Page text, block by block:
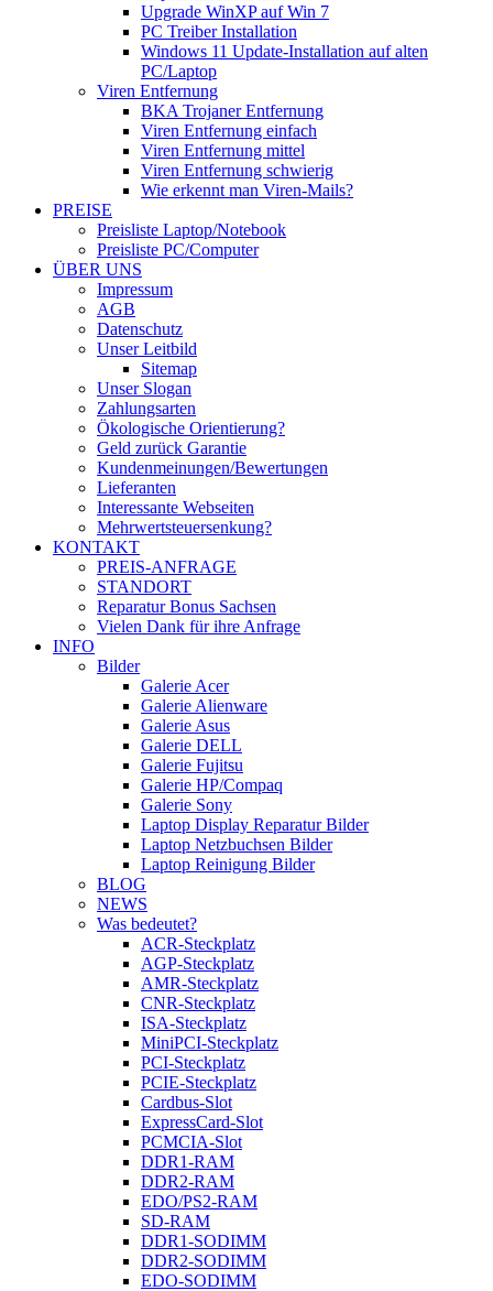
Upgrade WinXP auf Win 7
PC Treiber Installation
Windows 11 Update-Installation auf alten
PC/Laptop
Viren Entfernung
BKA Trojaner Entfernung
Viren Entfernung einfach
Viren Entfernung mittel
Viren Entfernung schwierig
Wie erkennt man Viren-Mails?
PREISE
Preisliste Laptop/Notebook
Preisliste PC/Computer
ÜBER UNS
Impressum
AGB
Datenschutz
Unser Leitbild
Sitemap
Unser Slogan
Zahlungsarten
Ökologische Orientierung?
Geld zurück Garantie
Kundenmeinungen/Bewertungen
Lieferanten
Interessante Webseiten
Mehrwertsteuersenkung?
KONTAKT
PREIS-ANFRAGE
STANDORT
Reparatur Bonus Sachsen
Vielen Dank für ihre Anfrage
INFO
Bilder
Galerie Acer
Galerie Alienware
Galerie Asus
Galerie DELL
Galerie Fujitsu
Galerie HP/Compaq
Galerie Sony
Laptop Display Reparatur Bilder
Laptop Netzbuchsen Bilder
Laptop Reinigung Bilder
BLOG
NEWS
Was bedeutet?
ACR-Steckplatz
AGP-Steckplatz
AMR-Steckplatz
CNR-Steckplatz
ISA-Steckplatz
MiniPCI-Steckplatz
PCI-Steckplatz
PCIE-Steckplatz
Cardbus-Slot
ExpressCard-Slot
PCMCIA-Slot
DDR1-RAM
DDR2-RAM
EDO/PS2-RAM
SD-RAM
DDR1-SODIMM
DDR2-SODIMM
EDO-SODIMM